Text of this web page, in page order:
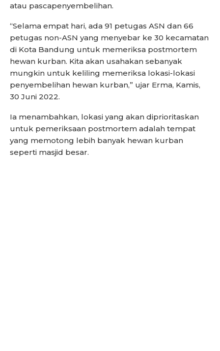
atau pascapenyembelihan.
“Selama empat hari, ada 91 petugas ASN dan 66
petugas non-ASN yang menyebar ke 30 kecamatan
di Kota Bandung untuk memeriksa postmortem
hewan kurban. Kita akan usahakan sebanyak
mungkin untuk keliling memeriksa lokasi-lokasi
penyembelihan hewan kurban,” ujar Erma, Kamis,
30 Juni 2022.
Ia menambahkan, lokasi yang akan diprioritaskan
untuk pemeriksaan postmortem adalah tempat
yang memotong lebih banyak hewan kurban
seperti masjid besar.